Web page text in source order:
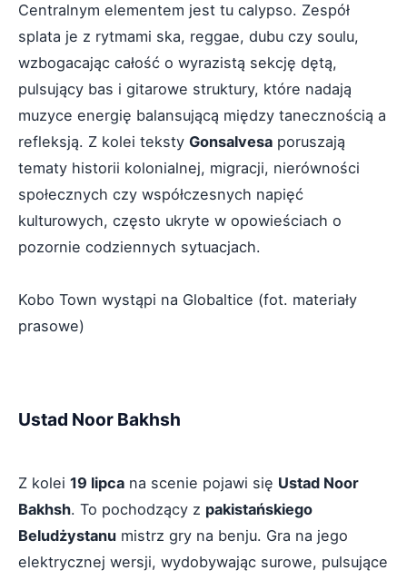
Centralnym elementem jest tu calypso. Zespół
splata je z rytmami ska, reggae, dubu czy soulu,
wzbogacając całość o wyrazistą sekcję dętą,
pulsujący bas i gitarowe struktury, które nadają
muzyce energię balansującą między tanecznością a
refleksją. Z kolei teksty Gonsalvesa poruszają
tematy historii kolonialnej, migracji, nierówności
społecznych czy współczesnych napięć
kulturowych, często ukryte w opowieściach o
pozornie codziennych sytuacjach.
Kobo Town wystąpi na Globaltice (fot. materiały
prasowe)
Ustad Noor Bakhsh
Z kolei 19 lipca na scenie pojawi się Ustad Noor
Bakhsh. To pochodzący z pakistańskiego
Beludżystanu mistrz gry na benju. Gra na jego
elektrycznej wersji, wydobywając surowe, pulsujące